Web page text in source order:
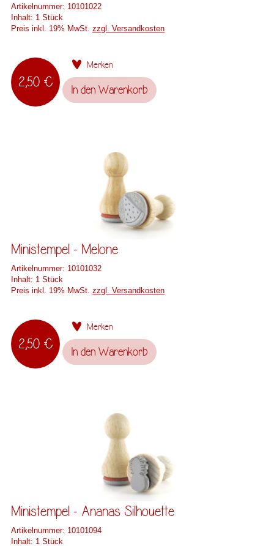
Artikelnummer: 10101022
Inhalt: 1 Stück
Preis inkl. 19% MwSt.zzgl. Versandkosten
2,50 €
Merken
In den Warenkorb
Ministempel - Melone
Artikelnummer: 10101032
Inhalt: 1 Stück
Preis inkl. 19% MwSt.zzgl. Versandkosten
2,50 €
Merken
In den Warenkorb
Ministempel - Ananas Silhouette
Artikelnummer: 10101094
Inhalt: 1 Stück